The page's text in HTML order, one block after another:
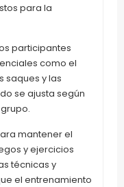
para la
participantes
como el
saques y las
se ajusta según
mantener el
y ejercicios
técnicas y
el entrenamiento